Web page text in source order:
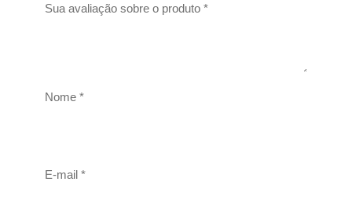
Sua avaliação sobre o produto *
Nome *
E-mail *